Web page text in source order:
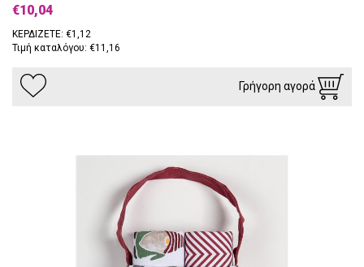
€10,04
ΚΕΡΔΙΖΕΤΕ: €1,12
Τιμή καταλόγου: €11,16
Γρήγορη αγορά